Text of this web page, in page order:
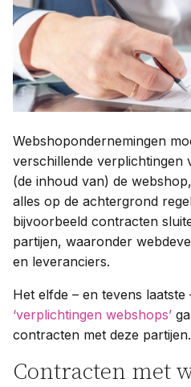
Webshopondernemingen
verschillende verplichtingen
(de inhoud van) de
alles op de achtergrond
bijvoorbeeld contracten
partijen, waaronder
en leveranciers.
Het elfde – en tevens laatste
‘verplichtingen webshops’
contracten met deze partijen.
Contracten met